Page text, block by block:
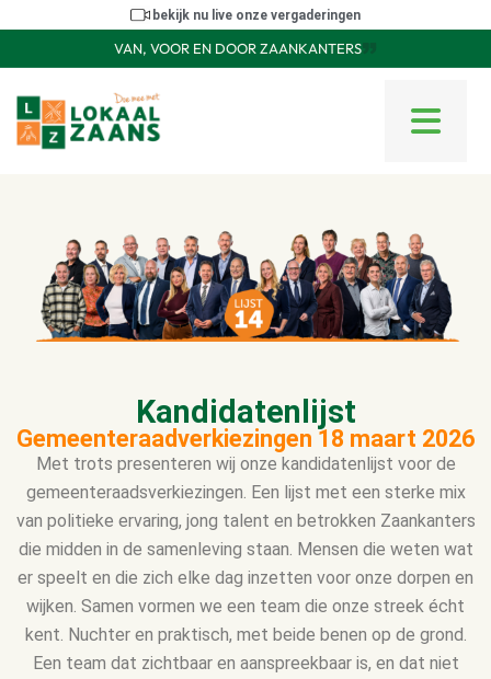
bekijk nu live onze vergaderingen
VAN, VOOR EN DOOR ZAANKANTERS
Kandidatenlijst
Gemeenteraadverkiezingen 18 maart 2026
Met trots presenteren wij onze kandidatenlijst voor de
gemeenteraadsverkiezingen. Een lijst met een sterke mix
van politieke ervaring, jong talent en betrokken Zaankanters
die midden in de samenleving staan. Mensen die weten wat
er speelt en die zich elke dag inzetten voor onze dorpen en
wijken. Samen vormen we een team die onze streek écht
kent. Nuchter en praktisch, met beide benen op de grond.
Een team dat zichtbaar en aanspreekbaar is, en dat niet